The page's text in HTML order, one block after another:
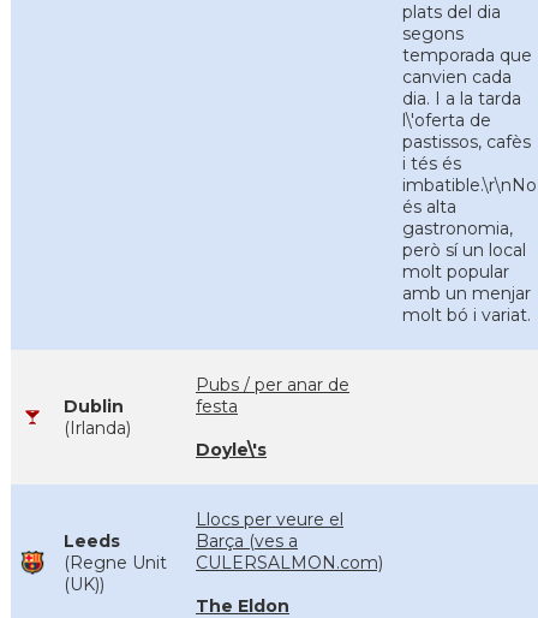
plats del dia
segons
temporada que
canvien cada
dia. I a la tarda
l\'oferta de
pastissos, cafès
i tés és
imbatible.\r\nNo
és alta
gastronomia,
però sí un local
molt popular
amb un menjar
molt bó i variat.
Dublin
(Irlanda)
Pubs / per anar de
festa
Doyle\'s
Leeds
(Regne Unit
(UK))
Llocs per veure el
Barça (ves a
CULERSALMON.com)
The Eldon